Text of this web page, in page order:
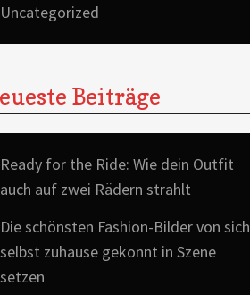
Uncategorized
Beiträge
Ready for the Ride: Wie dein Outfit
auch auf zwei Rädern strahlt
Die schönsten Fashion-Bilder von sich
selbst zuhause gekonnt in Szene
setzen